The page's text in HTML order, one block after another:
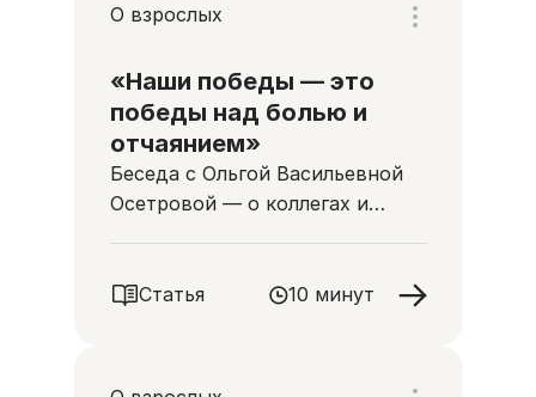
О взрослых
«Наши победы — это
победы над болью и
отчаянием»
Беседа с Ольгой Васильевной
Осетровой — о коллегах и
конце жизни
Статья 10 минут